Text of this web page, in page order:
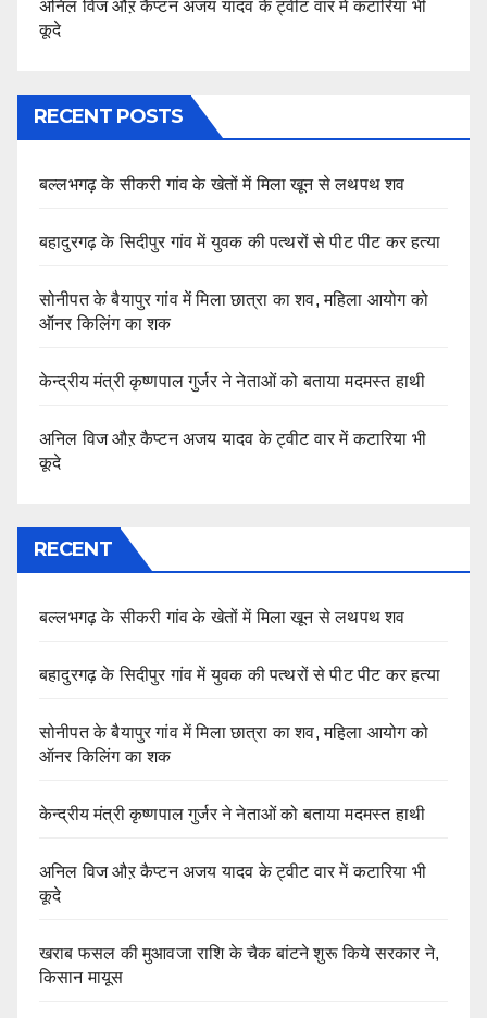
अनिल विज औऱ कैप्टन अजय यादव के ट्वीट वार में कटारिया भी
कूदे
RECENT POSTS
बल्लभगढ़ के सीकरी गांव के खेतों में मिला खून से लथपथ शव
बहादुरगढ़ के सिदीपुर गांव में युवक की पत्थरों से पीट पीट कर हत्या
सोनीपत के बैयापुर गांव में मिला छात्रा का शव, महिला आयोग को
ऑनर किलिंग का शक
केन्द्रीय मंत्री कृष्णपाल गुर्जर ने नेताओं को बताया मदमस्त हाथी
अनिल विज औऱ कैप्टन अजय यादव के ट्वीट वार में कटारिया भी
कूदे
RECENT
बल्लभगढ़ के सीकरी गांव के खेतों में मिला खून से लथपथ शव
बहादुरगढ़ के सिदीपुर गांव में युवक की पत्थरों से पीट पीट कर हत्या
सोनीपत के बैयापुर गांव में मिला छात्रा का शव, महिला आयोग को
ऑनर किलिंग का शक
केन्द्रीय मंत्री कृष्णपाल गुर्जर ने नेताओं को बताया मदमस्त हाथी
अनिल विज औऱ कैप्टन अजय यादव के ट्वीट वार में कटारिया भी
कूदे
खराब फसल की मुआवजा राशि के चैक बांटने शुरू किये सरकार ने,
किसान मायूस